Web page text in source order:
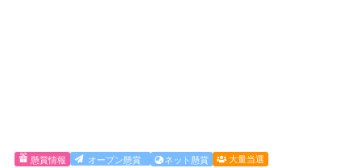
懸賞情報 オープン懸賞 ネット懸賞 大量当選